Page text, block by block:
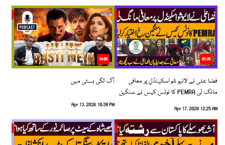
01:35
فضا علی نے لائیو شو اسکینڈل پر معافی
مانگ لی PEMRA کا نوٹس کیس نے سنگین
Apr 17, 2026 12:25 AM
14:05
آگ لگی بستی میں
Apr 13, 2026 10:38 PM